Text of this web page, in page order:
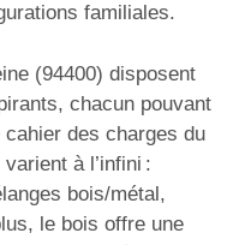
familiales.
(94400) disposent
chacun pouvant
des charges du
à l’infini :
bois/métal,
le bois offre une